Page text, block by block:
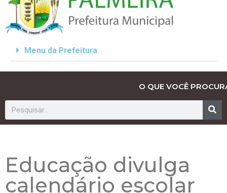
Menu da Prefeitura
O QUE VOCÊ
Educação divulga
calendário escolar